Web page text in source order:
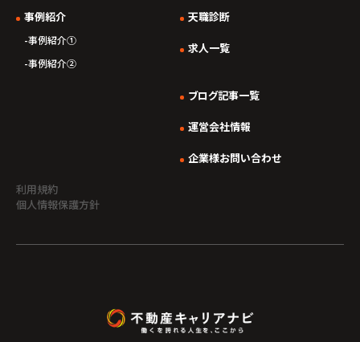
事例紹介
事例紹介①
事例紹介②
天職診断
求人一覧
ブログ記事一覧
運営会社情報
企業様お問い合わせ
利用規約
個人情報保護方針